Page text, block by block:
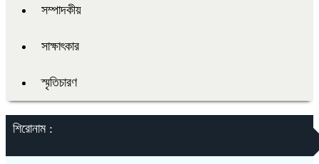
সম্পাদকীয়
সাক্ষাৎকার
স্মৃতিচারণ
শিরোনাম :